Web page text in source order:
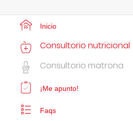
Inicio
Consultorio nutricional
Consultorio matrona
¡Me apunto!
Faqs